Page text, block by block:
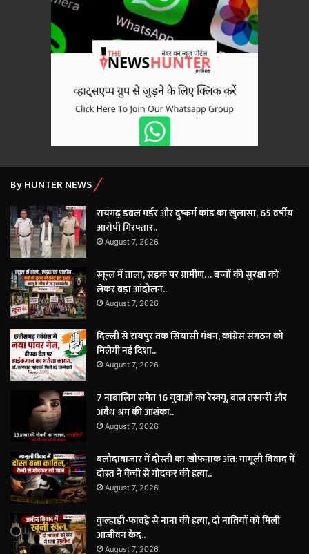
By HUNTER NEWS
रायगढ़ डबल मर्डर और दुष्कर्म कांड का खुलासा, 65 वर्षीय
आरोपी गिरफ्तार..
August 7, 2026
स्कूल में ताला, सड़क पर ग्रामीण… बच्चों की सुरक्षा को
लेकर बड़ा आंदोलन..
August 7, 2026
दिल्ली से रायपुर तक सियासी मंथन, कांग्रेस संगठन को
मिलेगी नई दिशा..
August 7, 2026
7 नाबालिग समेत 16 युवाओं का रेस्क्यू, बाल तस्करी और
अवैध श्रम की आशंका..
August 7, 2026
बलौदाबाजार में दोस्ती का खौफनाक अंत: मामूली विवाद में
दोस्त ने कैंची से गोदकर की हत्या..
August 7, 2026
कुल्हाड़ी-फावड़े से नाना की हत्या, दो नातियों को मिली
आजीवन कैद..
August 7, 2026